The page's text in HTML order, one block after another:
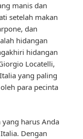
manis dan
setelah makan
dan
hidangan
hidangan
Locatelli,
yang paling
para pecinta
harus Anda
Dengan